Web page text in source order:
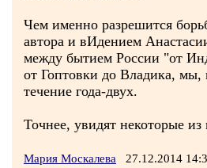
Чем именно разрешится
автора и вИдением
между бытием России "от
от Гоптовки до Владика, мы,
течение года-двух.
Точнее, увидят некоторые из
Мария Москалева 27.12.2014